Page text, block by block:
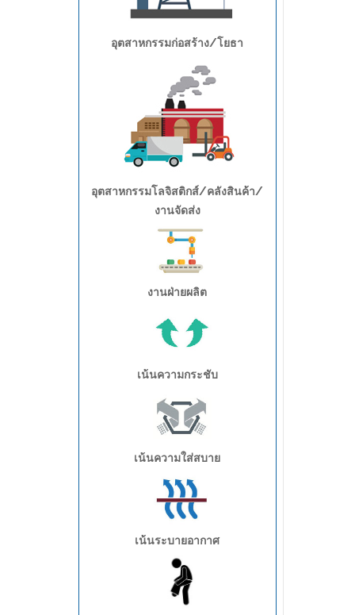
อุตสาหกรรมก่อสร้าง/โยธา
อุตสาหกรรมโลจิสติกส์/คลังสินค้า/
งานจัดส่ง
งานฝ่ายผลิต
เน้นความกระชับ
เน้นความใส่สบาย
เน้นระบายอากาศ